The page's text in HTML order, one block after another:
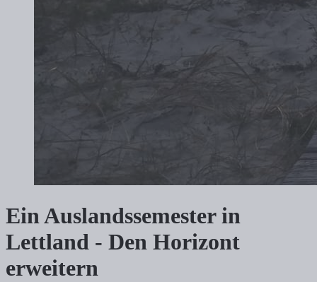
Ein Auslandssemester in
Lettland - Den Horizont
erweitern